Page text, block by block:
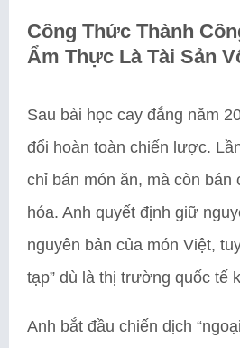
Công Thức Thành
Ẩm Thực Là Tài Sản
Sau bài học cay đắng năm
đổi hoàn toàn chiến lược.
chỉ bán món ăn, mà còn bán
hóa. Anh quyết định giữ
nguyên bản của món Việt,
tạp” dù là thị trường quốc tế
Anh bắt đầu chiến dịch